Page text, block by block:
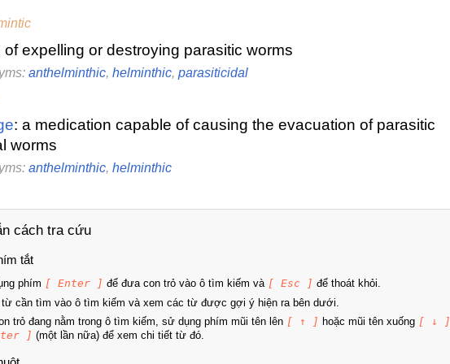
expelling or destroying parasitic worms
anthelminthic, helminthic, parasiticidal
: a medication capable of causing the evacuation of parasitic
worms
anthelminthic, helminthic
cách tra cứu
tắt
phím [ Enter ] để đưa con trỏ vào ô tìm kiếm và [ Esc ] để thoát khỏi.
từ cần tìm vào ô tìm kiếm và xem các từ được gợi ý hiện ra bên dưới.
trỏ đang nằm trong ô tìm kiếm, sử dụng phím mũi tên lên [ ↑ ] hoặc mũi tên xuống [ ↓ ]
] (một lần nữa) để xem chi tiết từ đó.